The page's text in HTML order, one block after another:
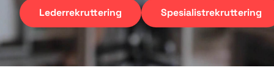
Lederrekruttering Spesialistrekruttering